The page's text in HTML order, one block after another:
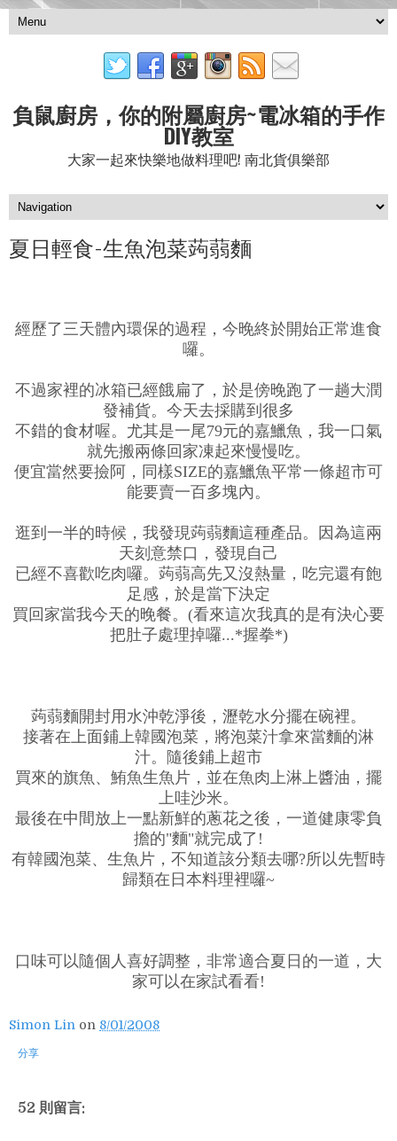
負鼠廚房，你的附屬廚房~電冰箱的手作
DIY教室
大家一起來快樂地做料理吧! 南北貨俱樂部
夏日輕食-生魚泡菜蒟蒻麵
經歷了三天體內環保的過程，今晚終於開始正常進食
囉。
不過家裡的冰箱已經餓扁了，於是傍晚跑了一趟大潤
發補貨。今天去採購到很多
不錯的食材喔。尤其是一尾79元的嘉鱲魚，我一口氣
就先搬兩條回家凍起來慢慢吃。
便宜當然要撿阿，同樣SIZE的嘉鱲魚平常一條超市可
能要賣一百多塊內。
逛到一半的時候，我發現蒟蒻麵這種產品。因為這兩
天刻意禁口，發現自己
已經不喜歡吃肉囉。蒟蒻高先又沒熱量，吃完還有飽
足感，於是當下決定
買回家當我今天的晚餐。(看來這次我真的是有決心要
把肚子處理掉囉...*握拳*)
蒟蒻麵開封用水沖乾淨後，瀝乾水分擺在碗裡。
接著在上面鋪上韓國泡菜，將泡菜汁拿來當麵的淋
汁。隨後鋪上超市
買來的旗魚、鮪魚生魚片，並在魚肉上淋上醬油，擺
上哇沙米。
最後在中間放上一點新鮮的蔥花之後，一道健康零負
擔的"麵"就完成了!
有韓國泡菜、生魚片，不知道該分類去哪?所以先暫時
歸類在日本料理裡囉~
口味可以隨個人喜好調整，非常適合夏日的一道，大
家可以在家試看看!
Simon Lin on 8/01/2008
分享
52 則留言: